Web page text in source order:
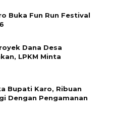
Buka Fun Run Festival
Dana Desa
LPKM Minta
Bupati Karo, Ribuan
Dengan Pengamanan